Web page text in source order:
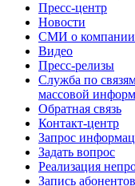
Пресс-центр
Новости
СМИ о компании
Видео
Пресс-релизы
Служба по
массовой
Обратная связь
Контакт-центр
Запрос
Задать вопрос
Реализация
Запись